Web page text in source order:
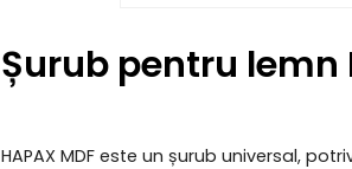
Șurub pentru lemn
HAPAX MDF este un șurub universal,